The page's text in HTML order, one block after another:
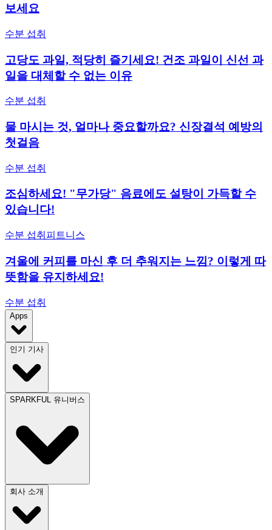
보세요
수분 섭취
고당도 과일, 적당히 즐기세요! 건조 과일이 신선 과
일을 대체할 수 없는 이유
수분 섭취
물 마시는 것, 얼마나 중요할까요? 신장결석 예방의
첫걸음
수분 섭취
조심하세요! "무가당" 음료에도 설탕이 가득할 수
있습니다!
수분 섭취 피트니스
겨울에 커피를 마신 후 더 추워지는 느낌? 이렇게 따
뜻함을 유지하세요!
수분 섭취
Apps
인기 기사
SPARKFUL 유니버스
회사 소개